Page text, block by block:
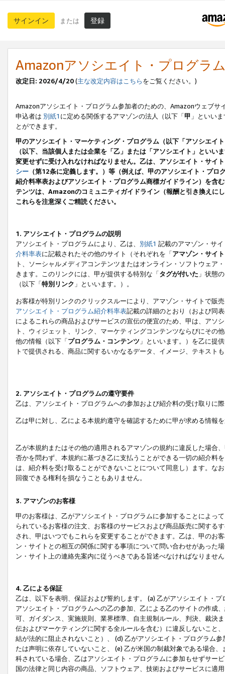
サインイン または 登録
Amazonアソシエイト・プログラ
改定日: 2026/4/20(主な改定内容はこちらをご覧ください。)
Amazonアソシエイト・プログラム参加者のための、Amazonウェブサ
申込者は 別紙1 に定める関係するアマゾンの法人（以下「甲 」といい
とができます。
甲のアソシエイト・マーケティング・プログラム（以下「アソシエイ
（以下、当該個人または企業を「乙」または「アソシエイト」とい
変更せずに受け入れなければなりません。乙は、アソシエイト・サイ
シー （第12条に定義します。）等（例えば、甲のアソシエイト・プ
紹介料率表およびアソシエイト・プログラム商標ガイドライン）を
テンツは、Amazonのコミュニティガイドライン（報酬と引き換えに
これらを注意深くご精読ください。
1. アソシエイト・プログラムの説明
アソシエイト・プログラムにより、乙は、 別紙1 記載のアマゾン・サ
介料率表に記載されたその他のサイト（それぞれを「アマゾン・サイト
ト、ソーシャルメディアコンテンツまたはオンライン・ソフトウェア
きます。このリンクには、甲が提供する特別な「タグが付いた 」状態
（以下「特別リンク 」といいます。）。
お客様が特別リンクのクリックスルーにより、アマゾン・サイトで販
アソシエイト・プログラム紹介料率表記載の詳細のとおり（および同
によるこれらの商品およびサービスの宣伝の便宜のため、甲は、アソ
ト、ウィジェット、リンク、マーケティングコンテンツならびにその
他の情報（以下「プログラム・コンテンツ 」といいます。）を乙に提
トで提供される、商品に関するいかなるデータ、イメージ、テキス
2. アソシエイト・プログラムの遵守要件
乙は、アソシエイト・プログラムへの参加および紹介料の受け取りに
乙は甲に対し、乙による本規約遵守を確認するために甲が求める情報
乙が本規約またはその他の適用されるアマゾンの規約に違反した場合
否かを問わず、本規約に基づき乙に支払うことができる一切の紹介料
は、紹介料を受け取ることができないことについて同意し）ます。な
回復できる権利を損なうこともありません。
3. アマゾンのお客様
甲のお客様は、乙がアソシエイト・プログラムに参加することによっ
られているお客様の注文、お客様のサービスおよび商品販売に関する
され、甲はいつでもこれらを変更することができます。乙は、甲のお
ン・サイトとの相互の関係に関する事項について問い合わせがあった
ン・サイト上の連絡先案内に従うべきである旨述べなければなりませ
4. 乙による保証
乙は、以下を表明、保証および誓約します。 (a) 乙がアソシエイト・
アソシエイト・プログラムへの乙の参加、乙による乙のサイトの作成
可、ガイダンス、実施規則、業界標準、自主規制ルール、判決、裁決
伝およびマーケティングに関する全ルールを含む）に違反しないこと
結が法的に阻止されないこと）、 (d) 乙がアソシエイト・プログラム
たは声明に依存していないこと、 (e) 乙が米国の制裁対象である場合
科されている場合、乙はアソシエイト・プログラムに参加もせずサー
国の法律と同じ内容の商品、ソフトウェア、技術およびサービスに適